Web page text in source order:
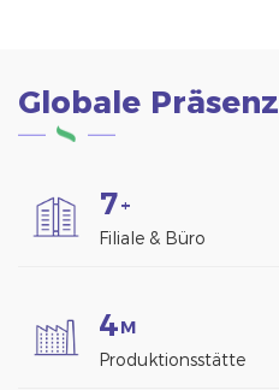
Globale Präsenz
7+
Filiale & Büro
4M
Produktionsstätte